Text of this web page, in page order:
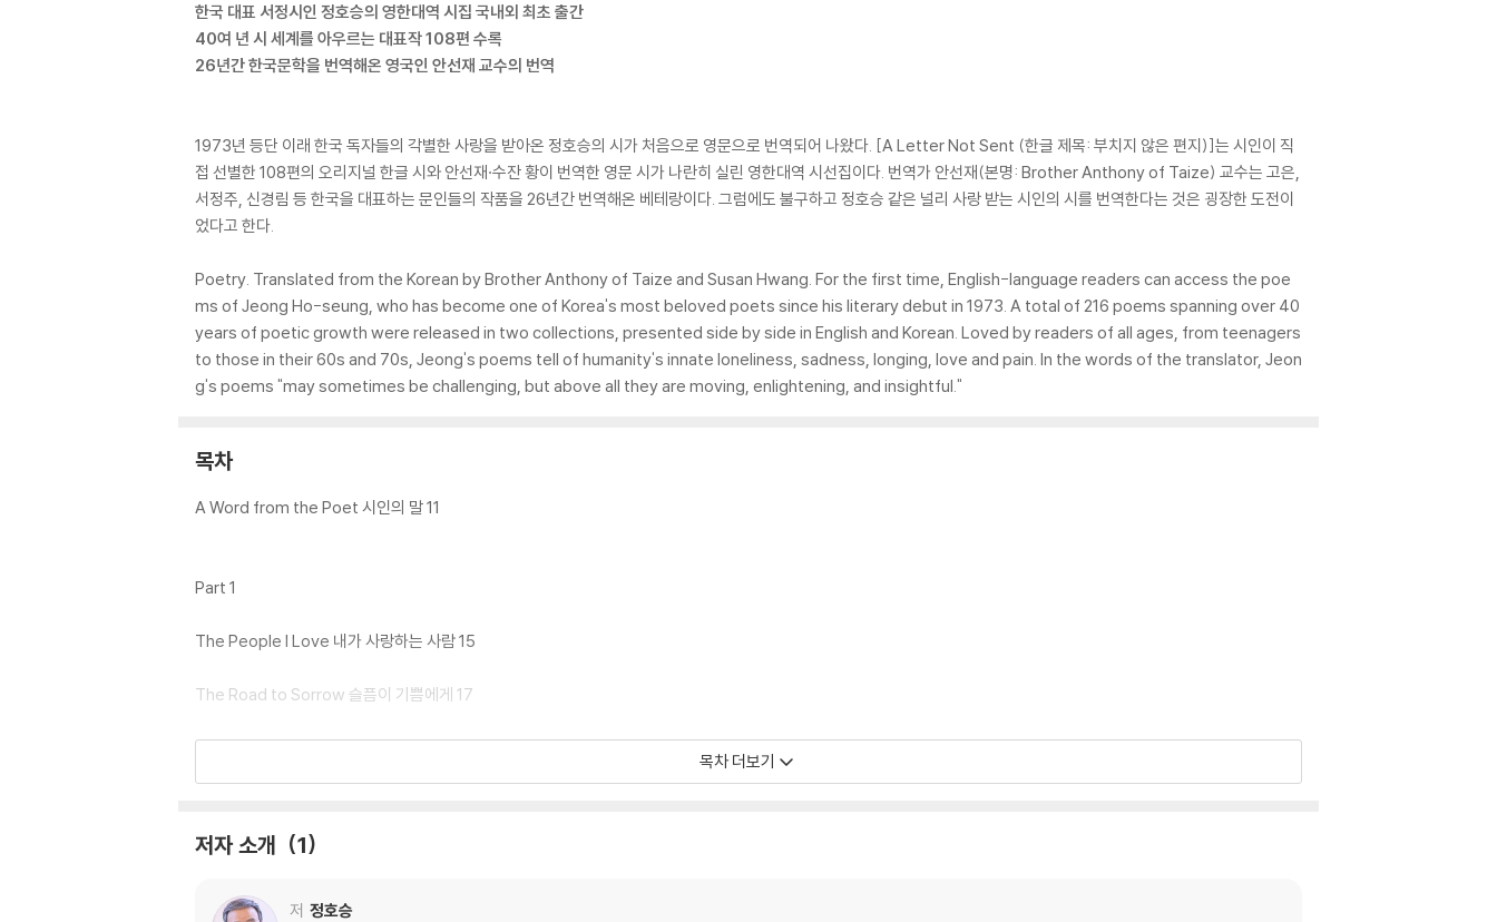
한국 대표 서정시인 정호승의 영한대역 시집 국내외 최초 출간
40여 년 시 세계를 아우르는 대표작 108편 수록
26년간 한국문학을 번역해온 영국인 안선재 교수의 번역
1973년 등단 이래 한국 독자들의 각별한 사랑을 받아온 정호승의 시가 처음으로 영문으로 번역되어 나왔다. [A Letter Not Sent (한글 제목: 부치지 않은 편지)]는 시인이 직
접 선별한 108편의 오리지널 한글 시와 안선재·수잔 황이 번역한 영문 시가 나란히 실린 영한대역 시선집이다. 번역가 안선재(본명: Brother Anthony of Taize) 교수는 고은,
서정주, 신경림 등 한국을 대표하는 문인들의 작품을 26년간 번역해온 베테랑이다. 그럼에도 불구하고 정호승 같은 널리 사랑 받는 시인의 시를 번역한다는 것은 굉장한 도전이
었다고 한다.
Poetry. Translated from the Korean by Brother Anthony of Taize and Susan Hwang. For the first time, English-language readers can access the poe
ms of Jeong Ho-seung, who has become one of Korea's most beloved poets since his literary debut in 1973. A total of 216 poems spanning over 40
years of poetic growth were released in two collections, presented side by side in English and Korean. Loved by readers of all ages, from teenagers
to those in their 60s and 70s, Jeong's poems tell of humanity's innate loneliness, sadness, longing, love and pain. In the words of the translator, Jeon
g's poems "may sometimes be challenging, but above all they are moving, enlightening, and insightful."
목차
A Word from the Poet 시인의 말 11
Part 1
The People I Love 내가 사랑하는 사람 15
The Road to Sorrow 슬픔이 기쁨에게 17
From Sorrow to Joy 슬픔으로 가는 길 19
A Blind Couple Singing 맹인부부가수 23
To a Child of Mixed Race 혼혈아에게 25
목차 더보기
저자 소개 1
저 정호승